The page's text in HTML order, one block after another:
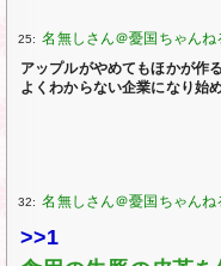
25:
アップルがやめてもほかが作
よくわからない企業になり始
32:
>>1